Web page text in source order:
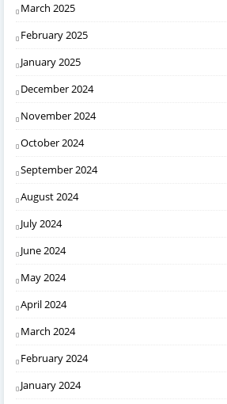
March 2025
February 2025
January 2025
December 2024
November 2024
October 2024
September 2024
August 2024
July 2024
June 2024
May 2024
April 2024
March 2024
February 2024
January 2024